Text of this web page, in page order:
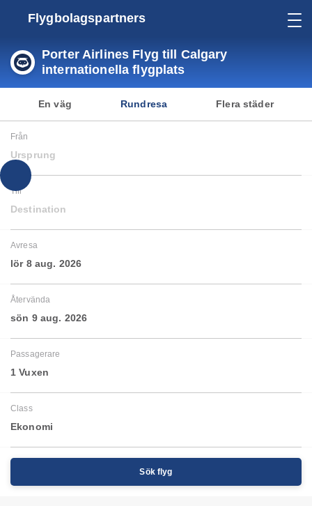
Flygbolagspartners
Porter Airlines Flyg till Calgary
internationella flygplats
En väg Rundresa Flera städer
Från
Ursprung
Till
Destination
Avresa
lör 8 aug. 2026
Återvända
sön 9 aug. 2026
Passagerare
1 Vuxen
Class
Ekonomi
Sök flyg